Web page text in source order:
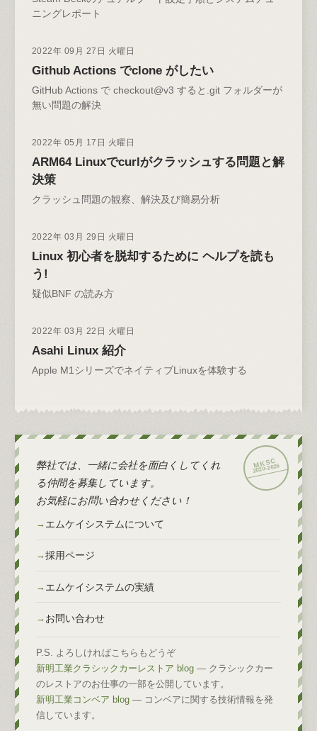
ニングレポート
2022年 09月 27日 火曜日
Github Actions でclone がしたい
GitHub Actions で checkout@v3 すると.git フォルダーが
無い問題の解決
2022年 05月 17日 火曜日
ARM64 Linuxでcurlがクラッシュする問題と解
決策
クラッシュ問題の観察、解決及び簡易分析
2022年 03月 29日 火曜日
Linux 初心者を脱却するために ヘルプを読も
う!
疑似BNF の読み方
2022年 03月 22日 火曜日
Asahi Linux 紹介
Apple M1シリーズでネイティブLinuxを体験する
2020-2026
弊社では、一緒に会社を面白くしてくれ
る仲間を募集しています。
お気軽にお問い合わせください！
エムケイシステムについて
採用ページ
エムケイシステムの実績
お問い合わせ
P.S. よろしければこちらもどうぞ
新明工業クラシックカーレストア blog — クラシックカー
のレストアのお仕事の一部を公開しています。
新明工業コンベア blog — コンベアに関する技術情報を発
信しています。